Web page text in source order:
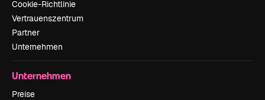
Cookie-Richtlinie
Vertrauenszentrum
Partner
Unternehmen
Unternehmen
Preise